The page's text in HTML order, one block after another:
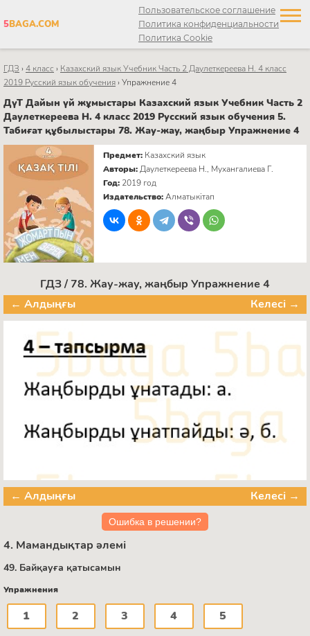
5BAGA.COM
Пользовательское соглашение
Политика конфиденциальности
Политика Cookie
ГДЗ ›4 класс › Казахский язык Учебник Часть 2 Даулеткереева Н. 4 класс
2019 Русский язык обучения›Упражнение 4
ДүТ Дайын үй жұмыстары Казахский язык Учебник Часть 2
Даулеткереева Н. 4 класс 2019 Русский язык обучения 5.
Табиғат құбылыстары 78. Жау-жау, жаңбыр Упражнение 4
Предмет: Казахский язык
Авторы:Даулеткереева Н., Мухангалиева Г.
Год: 2019 год
Издательство:Алматыкітап
ГДЗ / 78. Жау-жау, жаңбыр Упражнение 4
← Алдыңғы
Келесі →
← Алдыңғы Келесі →
Ошибка в решении?
4. Мамандықтар әлемі
49. Байқауға қатысамын
Упражнения
1 2 3 4 5